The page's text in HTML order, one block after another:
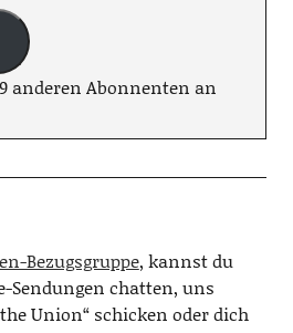
anderen Abonnenten an
Bezugsgruppe, kannst du
Sendungen chatten, uns
Union“ schicken oder dich